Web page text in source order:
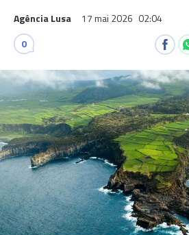
Agência Lusa 17 mai 2026 02:04
0